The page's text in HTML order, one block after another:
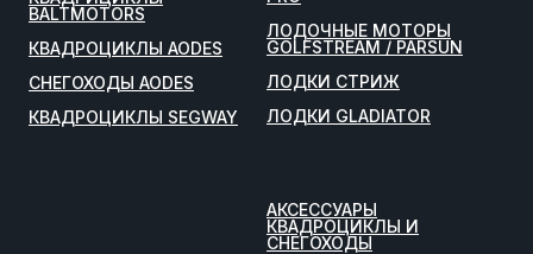
BALTMOTORS
КВАДРОЦИКЛЫ AODES
СНЕГОХОДЫ AODES
КВАДРОЦИКЛЫ SEGWAY
ЛОДОЧНЫЕ МОТОРЫ
GOLFSTREAM / PARSUN
ЛОДКИ СТРИЖ
ЛОДКИ GLADIATOR
АКСЕССУАРЫ
КВАДРОЦИКЛЫ И
СНЕГОХОДЫ